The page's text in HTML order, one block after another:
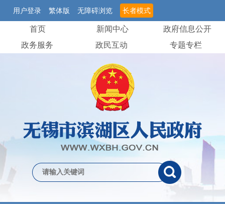
用户登录 繁体版 无障碍浏览 长者模式
首页 新闻中心
政府信息公开
政务服务
政民互动 专题专栏